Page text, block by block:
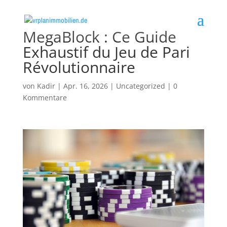
MegaBlock : Ce Guide
Exhaustif du Jeu de Pari
Révolutionnaire
von Kadir| Apr. 16, 2026| Uncategorized | 0
Kommentare